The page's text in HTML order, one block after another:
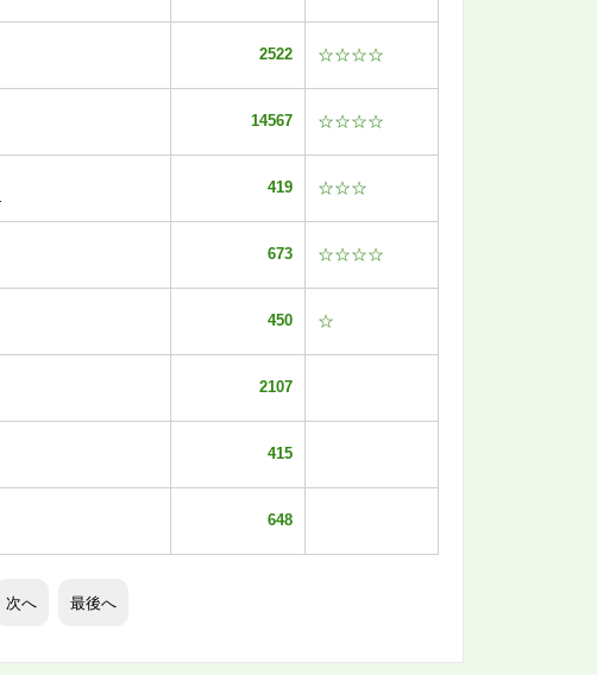
2522 ☆☆☆☆
14567 ☆☆☆☆
419 ☆☆☆
673 ☆☆☆☆
450 ☆
2107
415
648
次へ 最後へ